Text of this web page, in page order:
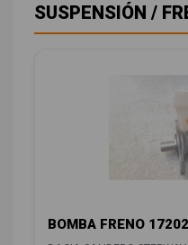
SUSPENSIÓN /
BOMBA FRENO